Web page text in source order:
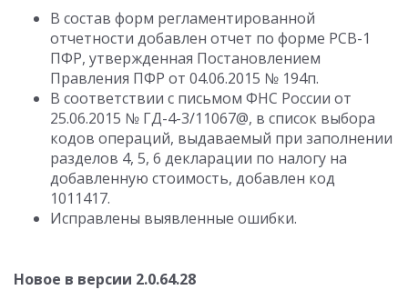
В состав форм регламентированной
отчетности добавлен отчет по форме РСВ-1
ПФР, утвержденная Постановлением
Правления ПФР от 04.06.2015 № 194п.
В соответствии с письмом ФНС России от
25.06.2015 № ГД-4-3/11067@, в список выбора
кодов операций, выдаваемый при заполнении
разделов 4, 5, 6 декларации по налогу на
добавленную стоимость, добавлен код
1011417.
Исправлены выявленные ошибки.
Новое в версии 2.0.64.28